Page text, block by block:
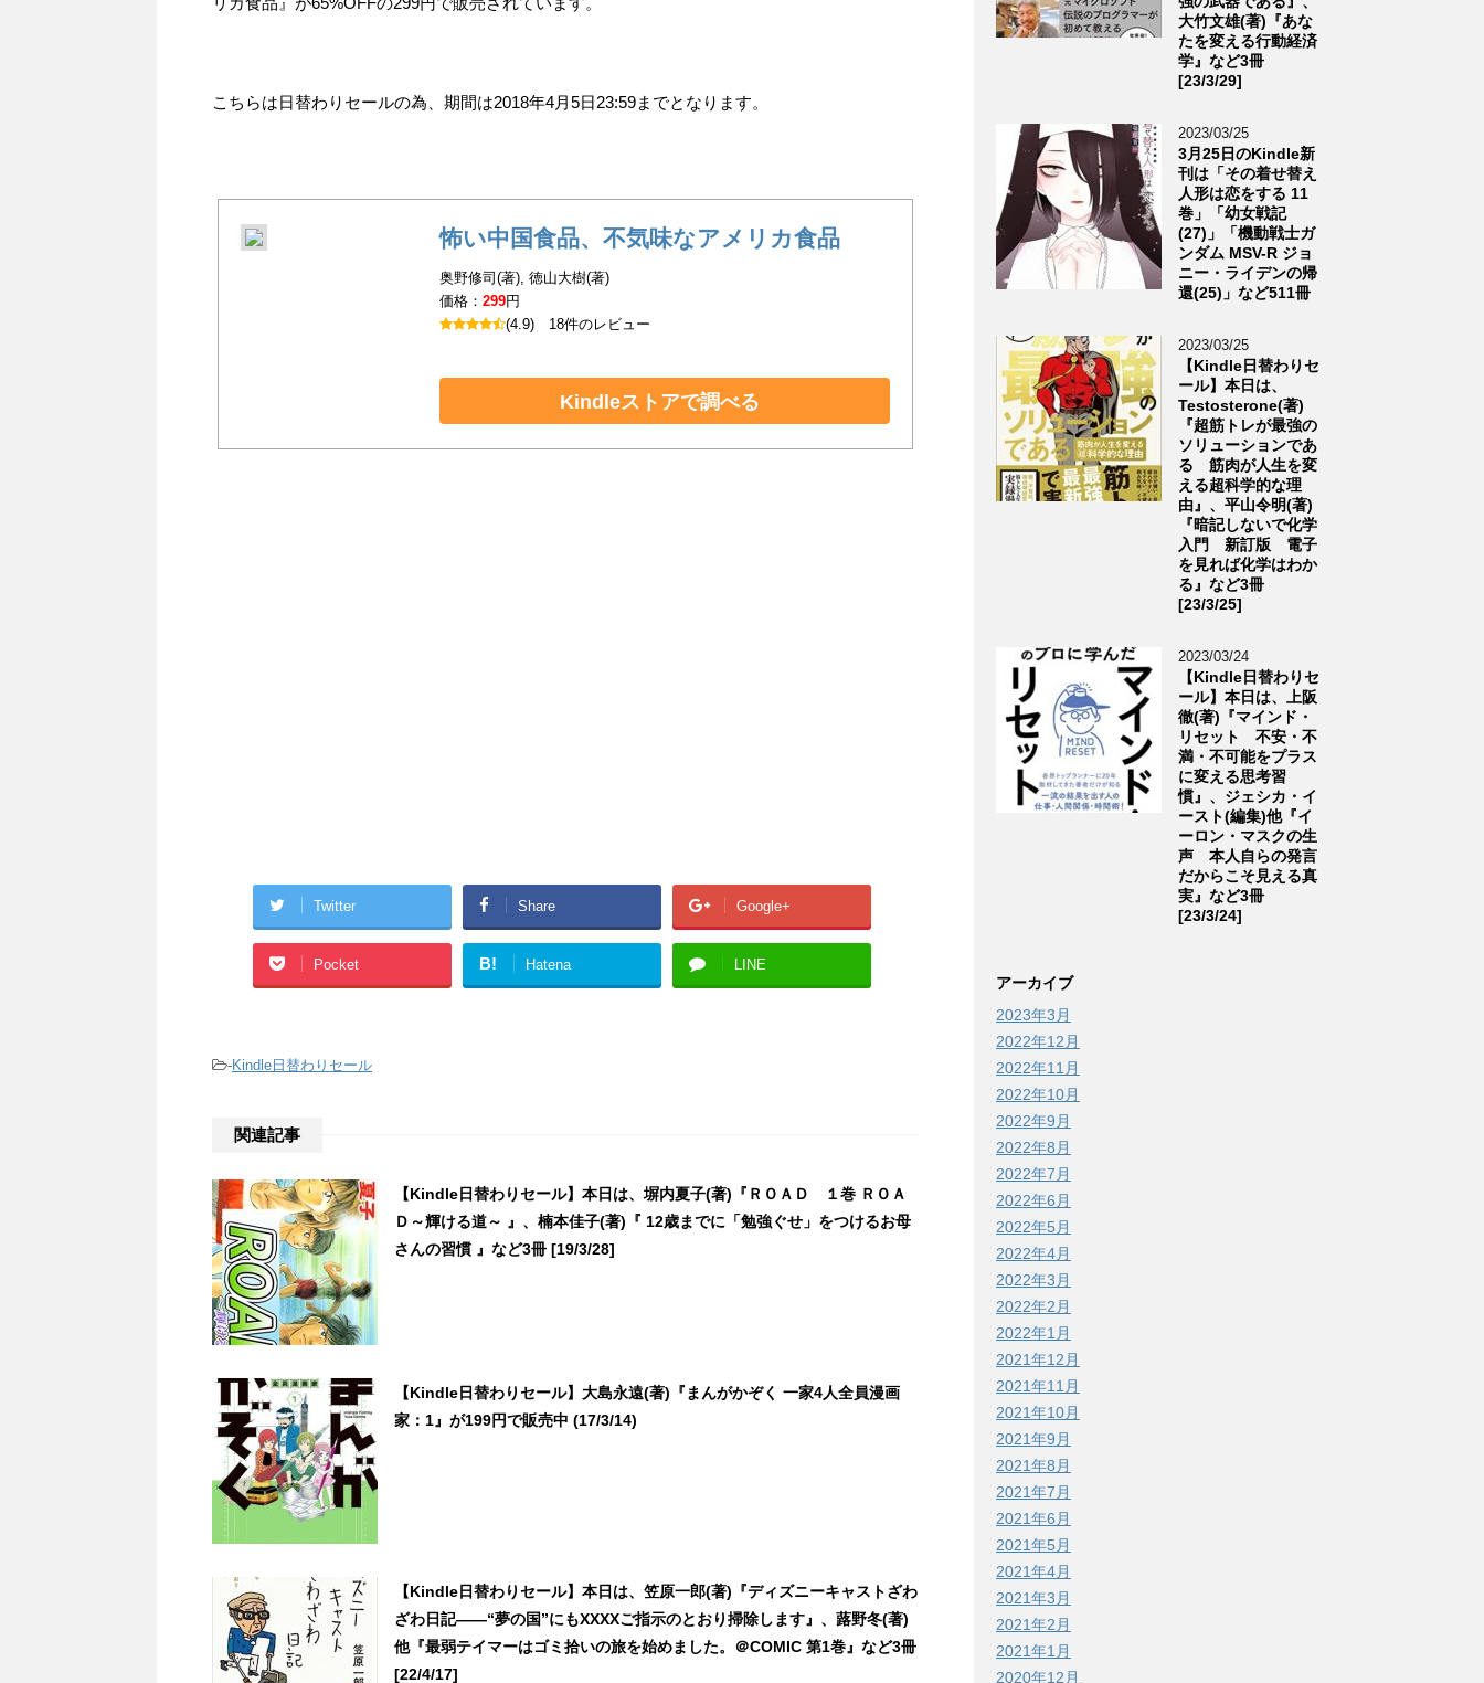
こちらは日替わりセールの為、期間は2018年4月5日23:59までとなります。
怖い中国食品、不気味なアメリカ食品
奥野修司(著), 徳山大樹(著)
価格：299円
(4.9) 18件のレビュー
Kindleストアで調べる
Twitter Share Google+
Pocket B! Hatena LINE
-Kindle日替わりセール
関連記事
【Kindle日替わりセール】本日は、塀内夏子(著)『ＲＯＡＤ １巻 ＲＯＡ
Ｄ～輝ける道～ 』、楠本佳子(著)『 12歳までに「勉強ぐせ」をつけるお母
さんの習慣 』など3冊 [19/3/28]
【Kindle日替わりセール】大島永遠(著)『まんがかぞく 一家4人全員漫画
家：1』が199円で販売中 (17/3/14)
【Kindle日替わりセール】本日は、笠原一郎(著)『ディズニーキャストざわ
ざわ日記――“夢の国”にもXXXXご指示のとおり掃除します』、蕗野冬(著)
他『最弱テイマーはゴミ拾いの旅を始めました。＠COMIC 第1巻』など3冊
[22/4/17]
大竹文雄(著)『あな
たを変える行動経済
学』など3冊
[23/3/29]
2023/03/25
3月25日のKindle新
刊は「その着せ替え
人形は恋をする 11
巻」「幼女戦記
(27)」「機動戦士ガ
ンダム MSV-R ジョ
ニー・ライデンの帰
還(25)」など511冊
2023/03/25
【Kindle日替わりセ
ール】本日は、
Testosterone(著)
『超筋トレが最強の
ソリューションであ
る 筋肉が人生を変
える超科学的な理
由』、平山令明(著)
『暗記しないで化学
入門 新訂版 電子
を見れば化学はわか
る』など3冊
[23/3/25]
2023/03/24
【Kindle日替わりセ
ール】本日は、上阪
徹(著)『マインド・
リセット 不安・不
満・不可能をプラス
に変える思考習
慣』、ジェシカ・イ
ースト(編集)他『イ
ーロン・マスクの生
声 本人自らの発言
だからこそ見える真
実』など3冊
[23/3/24]
アーカイブ
2023年3月
2022年12月
2022年11月
2022年10月
2022年9月
2022年8月
2022年7月
2022年6月
2022年5月
2022年4月
2022年3月
2022年2月
2022年1月
2021年12月
2021年11月
2021年10月
2021年9月
2021年8月
2021年7月
2021年6月
2021年5月
2021年4月
2021年3月
2021年2月
2021年1月
2020年12月